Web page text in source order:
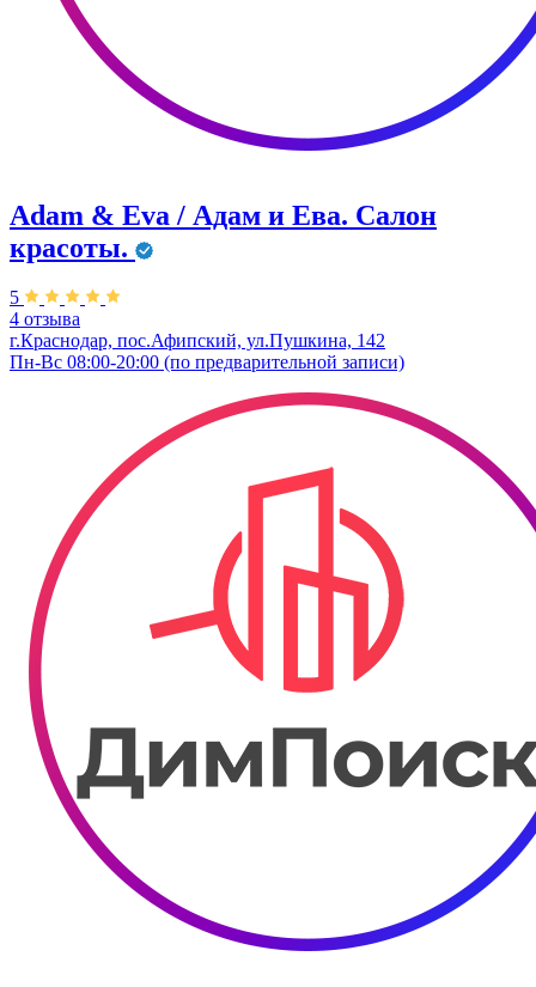
Adam & Eva / Адам и Ева. Салон
красоты.
5
4 отзыва
г.Краснодар, пос.Афипский, ул.Пушкина, 142
Пн-Вс 08:00-20:00 (по предварительной записи)